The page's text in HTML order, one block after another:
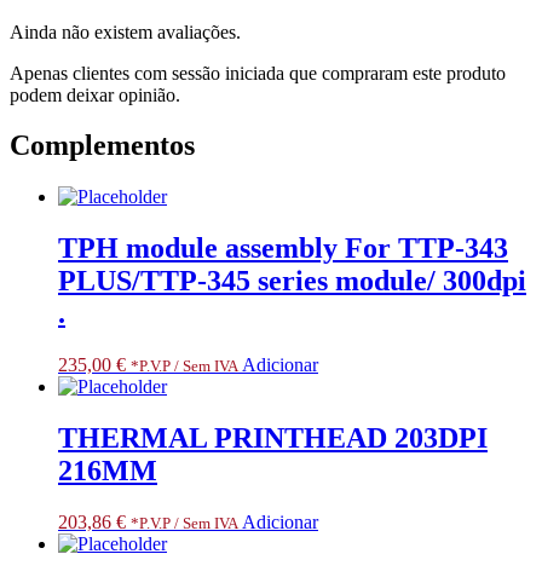
SPECIALIZED
Ainda não existem avaliações.
Apenas clientes com sessão iniciada que compraram este produto
podem deixar opinião.
Complementos
TPH module assembly For TTP-343
PLUS/TTP-345 series module/ 300dpi
.
235,00 € *P.V.P / Sem IVA Adicionar
THERMAL PRINTHEAD 203DPI
216MM
203,86 € *P.V.P / Sem IVA Adicionar